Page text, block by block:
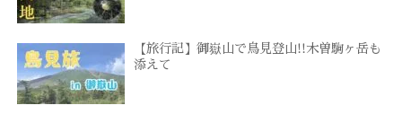
【旅行記】御嶽山で鳥見登山!!木曽駒ヶ岳も
添えて